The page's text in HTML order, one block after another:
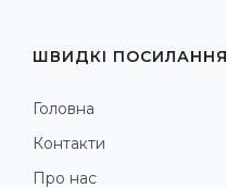
ШВИДКІ ПОСИЛАННЯ
Головна
Контакти
Про нас